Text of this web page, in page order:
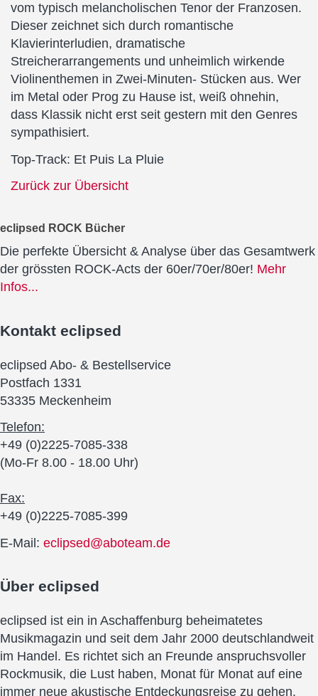
vom typisch melancholischen Tenor der Franzosen.
Dieser zeichnet sich durch romantische
Klavierinterludien, dramatische
Streicherarrangements und unheimlich wirkende
Violinenthemen in Zwei-Minuten- Stücken aus. Wer
im Metal oder Prog zu Hause ist, weiß ohnehin,
dass Klassik nicht erst seit gestern mit den Genres
sympathisiert.
Top-Track: Et Puis La Pluie
Zurück zur Übersicht
eclipsed ROCK Bücher
Die perfekte Übersicht & Analyse über das Gesamtwerk
der grössten ROCK-Acts der 60er/70er/80er! Mehr
Infos...
Kontakt eclipsed
eclipsed Abo- & Bestellservice
Postfach 1331
53335 Meckenheim
Telefon:
+49 (0)2225-7085-338
(Mo-Fr 8.00 - 18.00 Uhr)
Fax:
+49 (0)2225-7085-399
E-Mail: eclipsed@aboteam.de
Über eclipsed
eclipsed ist ein in Aschaffenburg beheimatetes
Musikmagazin und seit dem Jahr 2000 deutschlandweit
im Handel. Es richtet sich an Freunde anspruchsvoller
Rockmusik, die Lust haben, Monat für Monat auf eine
immer neue akustische Entdeckungsreise zu gehen.